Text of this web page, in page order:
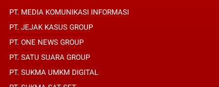
PT. MEDIA KOMUNIKASI INFORMASI
PT. JEJAK KASUS GROUP
PT. ONE NEWS GROUP
PT. SATU SUARA GROUP
PT. SUKMA UMKM DIGITAL